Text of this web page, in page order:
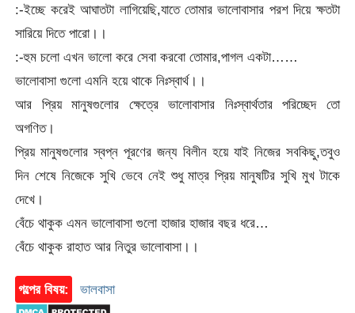
:-ইচ্ছে করেই আঘাতটা লাগিয়েছি,যাতে তোমার ভালোবাসার পরশ দিয়ে ক্ষতটা
সারিয়ে দিতে পারো।।
:-হুম চলো এখন ভালো করে সেবা করবো তোমার,পাগল একটা……
ভালোবাসা গুলো এমনি হয়ে থাকে নিঃস্বার্থ।।
আর প্রিয় মানুষগুলোর ক্ষেত্রে ভালোবাসার নিঃস্বার্থতার পরিচ্ছেদ তো
অগণিত।
প্রিয় মানুষগুলোর স্বপ্ন পূরণের জন্য বিলীন হয়ে যাই নিজের সবকিছু,তবুও
দিন শেষে নিজেকে সুখি ভেবে নেই শুধু মাত্র প্রিয় মানুষটির সুখি মুখ টাকে
দেখে।
বেঁচে থাকুক এমন ভালোবাসা গুলো হাজার হাজার বছর ধরে…
বেঁচে থাকুক রাহাত আর নিতুর ভালোবাসা।।
গল্পের বিষয়: ভালবাসা